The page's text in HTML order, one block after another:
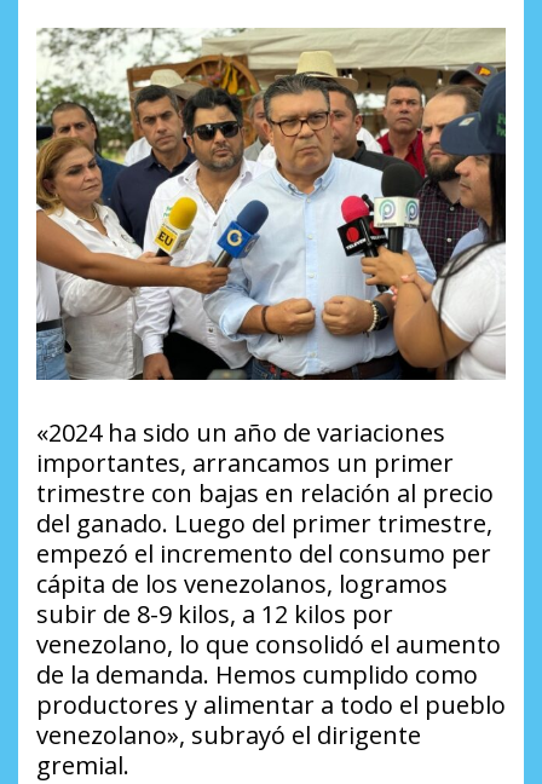
«2024 ha sido un año de variaciones
importantes, arrancamos un primer
trimestre con bajas en relación al precio
del ganado. Luego del primer trimestre,
empezó el incremento del consumo per
cápita de los venezolanos, logramos
subir de 8-9 kilos, a 12 kilos por
venezolano, lo que consolidó el aumento
de la demanda. Hemos cumplido como
productores y alimentar a todo el pueblo
venezolano», subrayó el dirigente
gremial.